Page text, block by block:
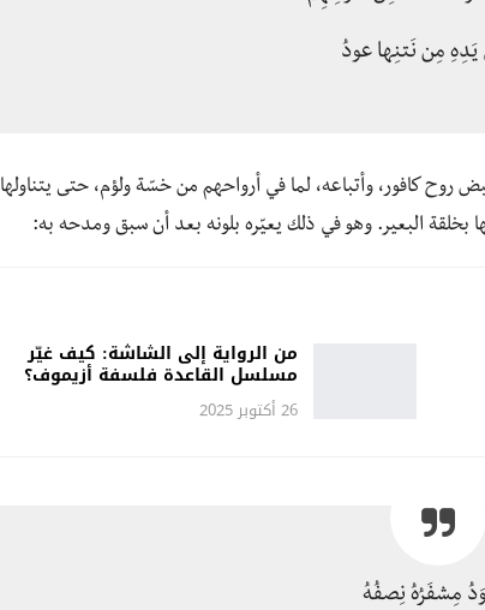
يَدِهِ مِن نَتنِها عودُ
روح كافور، وأتباعه، لما في أرواحهم من خسّة ولؤم، حتى يتناولها
بخلقة البعير. وهو في ذلك يعيّره بلونه بعد أن سبق ومدحه به:
من الرواية إلى الشاشة: كيف غيّر
مسلسل القاعدة فلسفة أزيموف؟
26 أكتوبر 2025
مِشفَرُهُ نِصفُهُ